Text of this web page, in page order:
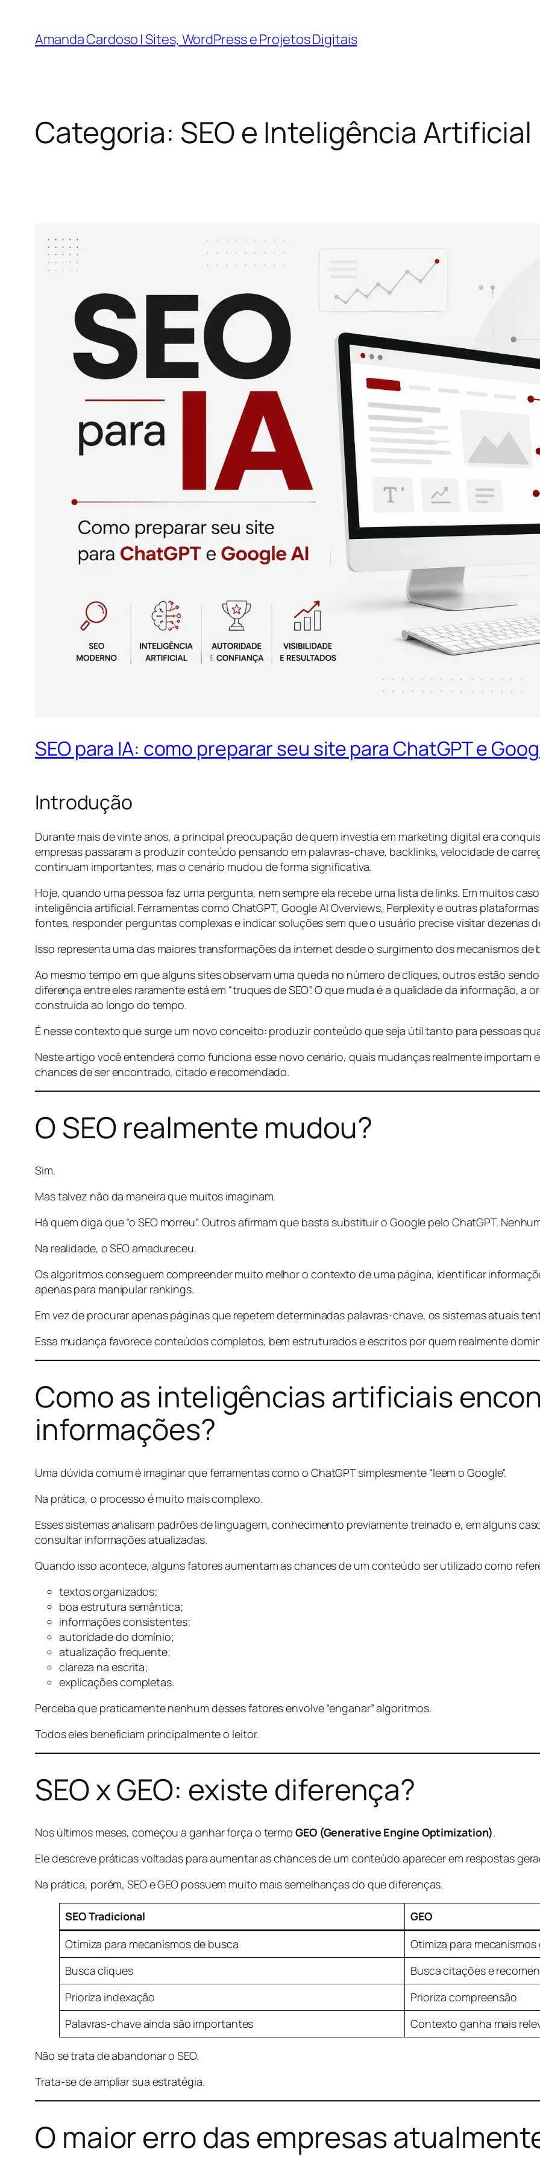
Amanda Cardoso | Sites, WordPress e Projetos Digitais
Categoria: SEO e Inteligência Artificial
SEO para IA: como preparar seu site para ChatGPT e
Introdução
Durante mais de vinte anos, a principal preocupação de quem investia em marketing digital era
empresas passaram a produzir conteúdo pensando em palavras-chave, backlinks, velocidade de
continuam importantes, mas o cenário mudou de forma significativa.
Hoje, quando uma pessoa faz uma pergunta, nem sempre ela recebe uma lista de links. Em muitos
inteligência artificial. Ferramentas como ChatGPT, Google AI Overviews, Perplexity e outras
fontes, responder perguntas complexas e indicar soluções sem que o usuário precise visitar dezenas
Isso representa uma das maiores transformações da internet desde o surgimento dos mecanismos de
Ao mesmo tempo em que alguns sites observam uma queda no número de cliques, outros estão
diferença entre eles raramente está em “truques de SEO”. O que muda é a qualidade da informação,
construída ao longo do tempo.
É nesse contexto que surge um novo conceito: produzir conteúdo que seja útil tanto para pessoas
Neste artigo você entenderá como funciona esse novo cenário, quais mudanças realmente importam
chances de ser encontrado, citado e recomendado.
O SEO realmente mudou?
Sim.
Mas talvez não da maneira que muitos imaginam.
Há quem diga que “o SEO morreu”. Outros afirmam que basta substituir o Google pelo ChatGPT.
Na realidade, o SEO amadureceu.
Os algoritmos conseguem compreender muito melhor o contexto de uma página, identificar
apenas para manipular rankings.
Em vez de procurar apenas páginas que repetem determinadas palavras-chave, os sistemas atuais
Essa mudança favorece conteúdos completos, bem estruturados e escritos por quem realmente
Como as inteligências artificiais
informações?
Uma dúvida comum é imaginar que ferramentas como o ChatGPT simplesmente “leem o Google”.
Na prática, o processo é muito mais complexo.
Esses sistemas analisam padrões de linguagem, conhecimento previamente treinado e, em alguns
consultar informações atualizadas.
Quando isso acontece, alguns fatores aumentam as chances de um conteúdo ser utilizado como
textos organizados;
boa estrutura semântica;
informações consistentes;
autoridade do domínio;
atualização frequente;
clareza na escrita;
explicações completas.
Perceba que praticamente nenhum desses fatores envolve “enganar” algoritmos.
Todos eles beneficiam principalmente o leitor.
SEO x GEO: existe diferença?
Nos últimos meses, começou a ganhar força o termo GEO (Generative Engine Optimization).
Ele descreve práticas voltadas para aumentar as chances de um conteúdo aparecer em respostas
Na prática, porém, SEO e GEO possuem muito mais semelhanças do que diferenças.
SEO Tradicional
GEO
Otimiza para mecanismos de busca
Otimiza para
Busca cliques
Busca citações e
Prioriza indexação
Prioriza compreensão
Palavras-chave ainda são importantes
Contexto ganha mais
Não se trata de abandonar o SEO.
Trata-se de ampliar sua estratégia.
O maior erro das empresas